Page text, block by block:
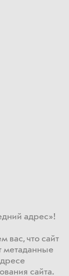
адрес»!
вас, что сайт
метаданные
сайта​.